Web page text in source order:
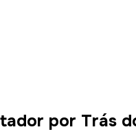
por Trás